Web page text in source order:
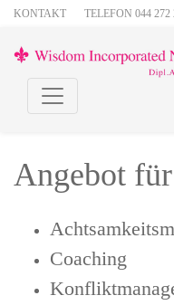
KONTAKT TELEFON 044 272
Angebot
Coaching